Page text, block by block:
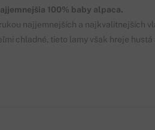
100% baby alpaca.
najjemnejších a najkvalitnejších
chladné, tieto lamy však hreje